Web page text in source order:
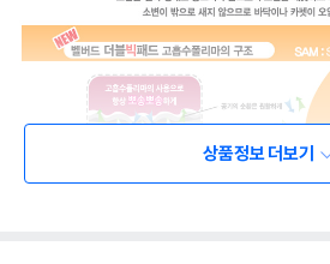
상품정보 더보기